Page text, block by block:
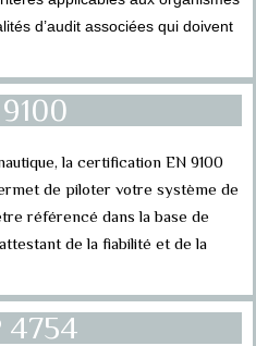
d’audit associées qui doivent
la certification EN 9100
de piloter votre système de
référencé dans la base de
de la fiabilité et de la
4754